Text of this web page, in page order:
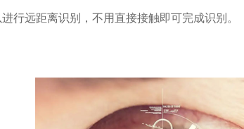
行远距离识别，不用直接接触即可完成识别。